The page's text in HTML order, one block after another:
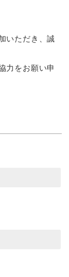
いただき、誠
力をお願い申